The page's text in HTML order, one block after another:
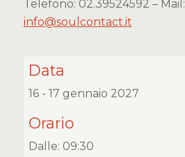
Telefono: 02.39524592 – Mail:
info@soulcontact.it
Data
16 - 17 gennaio 2027
Orario
Dalle: 09:30